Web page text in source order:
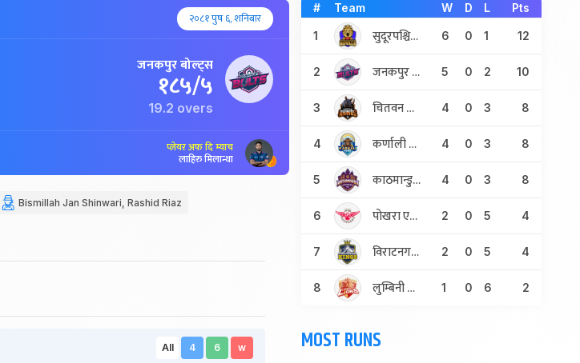
२०८१ पुष ६, शनिबार
जनकपुर बोल्ट्स
१८५/५
19.2 overs
प्लेयर अफ दि म्याच
लाहिरु मिलान्था
Bismillah Jan Shinwari, Rashid Riaz
All 4 6 w
# Team W D L Pts
1 सुदूरपश्चिम रोएल्स 6 0 1 12
2 जनकपुर बोल्ट्स 5 0 2 10
3 चितवन राइनोज 4 0 3 8
4 कर्णाली याक्स 4 0 3 8
5 काठमान्डु गुर्खाज 4 0 3 8
6 पोखरा एभेन्जर्स 2 0 5 4
7 विराटनगर किंग्स 2 0 5 4
8 लुम्बिनी लायन्स 1 0 6 2
MOST RUNS